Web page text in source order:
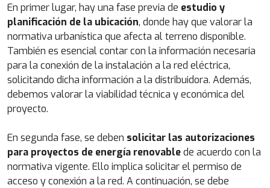
En primer lugar, hay una fase previa de estudio y
planificación de la ubicación, donde hay que valorar la
normativa urbanística que afecta al terreno disponible.
También es esencial contar con la información necesaria
para la conexión de la instalación a la red eléctrica,
solicitando dicha información a la distribuidora. Además,
debemos valorar la viabilidad técnica y económica del
proyecto.
En segunda fase, se deben solicitar las autorizaciones
para proyectos de energía renovablede acuerdo con la
normativa vigente. Ello implica solicitar el permiso de
acceso y conexión a la red. A continuación, se debe